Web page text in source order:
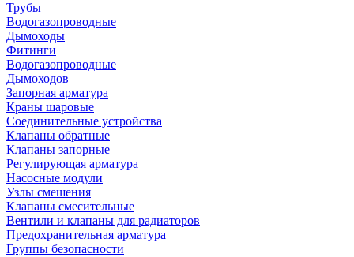
Трубы
Водогазопроводные
Дымоходы
Фитинги
Водогазопроводные
Дымоходов
Запорная арматура
Краны шаровые
Соединительные устройства
Клапаны обратные
Клапаны запорные
Регулирующая арматура
Насосные модули
Узлы смешения
Клапаны смесительные
Вентили и клапаны для радиаторов
Предохранительная арматура
Группы безопасности